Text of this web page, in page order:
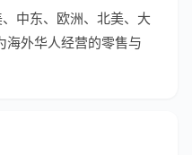
中东、欧洲、北美、大
海外华人经营的零售与